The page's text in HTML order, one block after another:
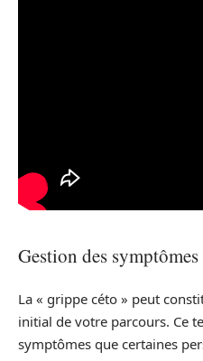
Gestion des
La « grippe céto » peut
initial de votre parcours. Ce
symptômes que certaines